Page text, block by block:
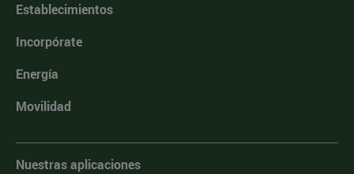
Establecimientos
Incorpórate
Energía
Movilidad
Nuestras aplicaciones